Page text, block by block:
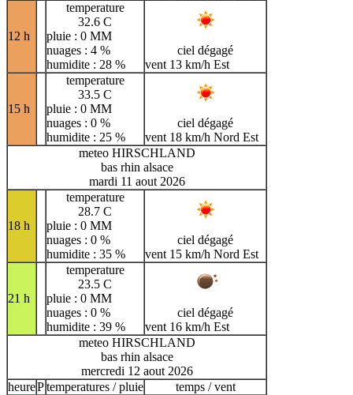
12 h
temperature
32.6 C
pluie : 0 MM
nuages : 4 %
humidite : 28 %
ciel dégagé
vent 13 km/h Est
15 h
temperature
33.5 C
pluie : 0 MM
nuages : 0 %
humidite : 25 %
ciel dégagé
vent 18 km/h Nord Est
meteo HIRSCHLAND
bas rhin alsace
mardi 11 aout 2026
18 h
temperature
28.7 C
pluie : 0 MM
nuages : 0 %
humidite : 35 %
ciel dégagé
vent 15 km/h Nord Est
21 h
temperature
23.5 C
pluie : 0 MM
nuages : 0 %
humidite : 39 %
ciel dégagé
vent 16 km/h Est
meteo HIRSCHLAND
bas rhin alsace
mercredi 12 aout 2026
heurePtemperatures / pluie temps / vent